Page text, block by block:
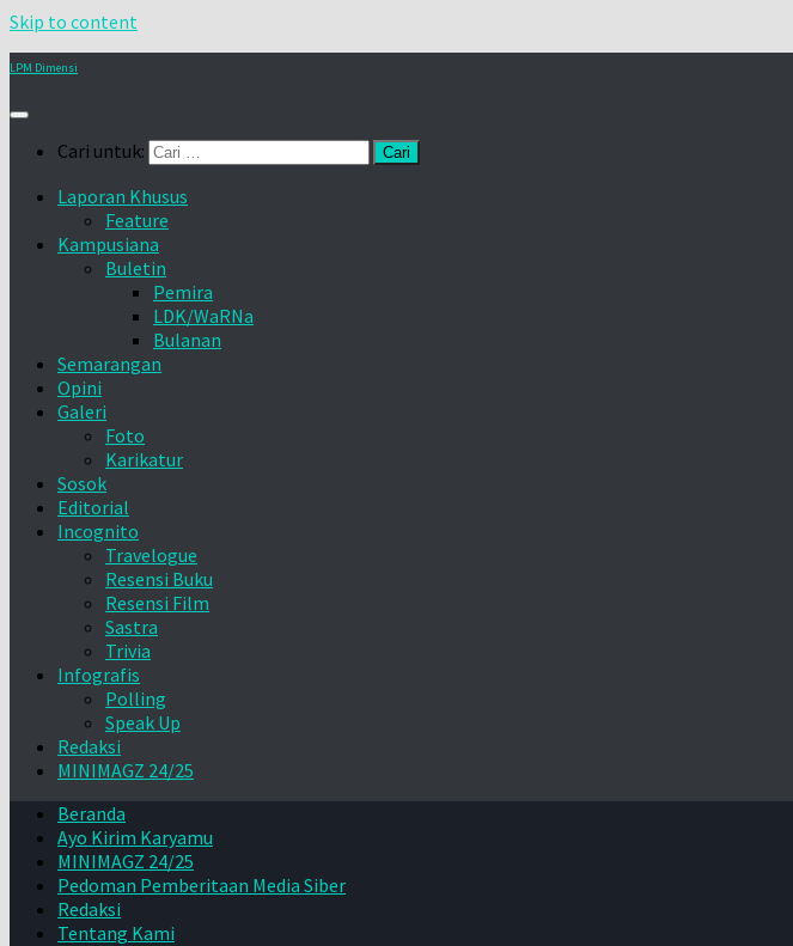
Skip to content
LPM Dimensi
Cari untuk:
Laporan Khusus
Feature
Kampusiana
Buletin
Pemira
LDK/WaRNa
Bulanan
Semarangan
Opini
Galeri
Foto
Karikatur
Sosok
Editorial
Incognito
Travelogue
Resensi Buku
Resensi Film
Sastra
Trivia
Infografis
Polling
Speak Up
Redaksi
MINIMAGZ 24/25
Beranda
Ayo Kirim Karyamu
MINIMAGZ 24/25
Pedoman Pemberitaan Media Siber
Redaksi
Tentang Kami